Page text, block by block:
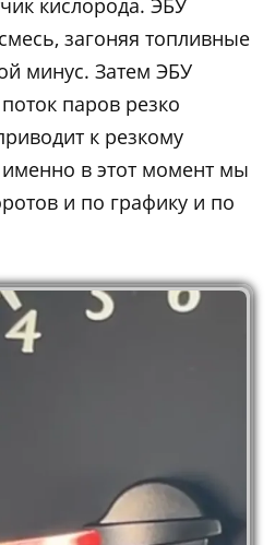
загоняя топливные
минус. Затем ЭБУ
паров резко
к резкому
в этот момент мы
и по графику и по